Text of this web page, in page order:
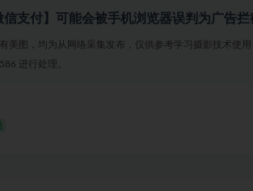
信支付】可能会被手机浏览器误判为广告拦
美图，均为从网络采集发布，仅供参考学习摄影技术使
进行处理。